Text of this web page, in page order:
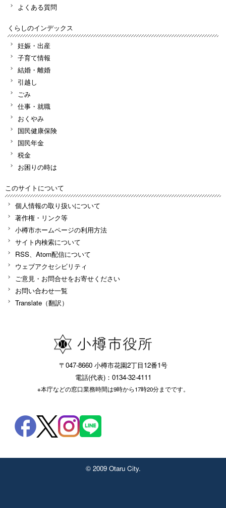
よくある質問
くらしのインデックス
妊娠・出産
子育て情報
結婚・離婚
引越し
ごみ
仕事・就職
おくやみ
国民健康保険
国民年金
税金
お困りの時は
このサイトについて
個人情報の取り扱いについて
著作権・リンク等
小樽市ホームページの利用方法
サイト内検索について
RSS、Atom配信について
ウェブアクセシビリティ
ご意見・お問合せをお寄せください
お問い合わせ一覧
Translate（翻訳）
〒047-8660 小樽市花園2丁目12番1号
電話(代表)：0134-32-4111
※本庁などの窓口業務時間は9時から17時20分までです。
© 2009 Otaru City.